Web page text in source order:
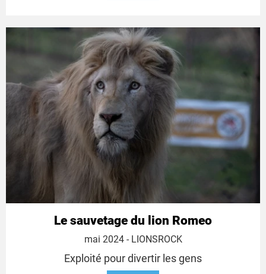
Le sauvetage du lion Romeo
13
mai
2024
mai 2024- LIONSROCK
Exploité pour divertir les gens